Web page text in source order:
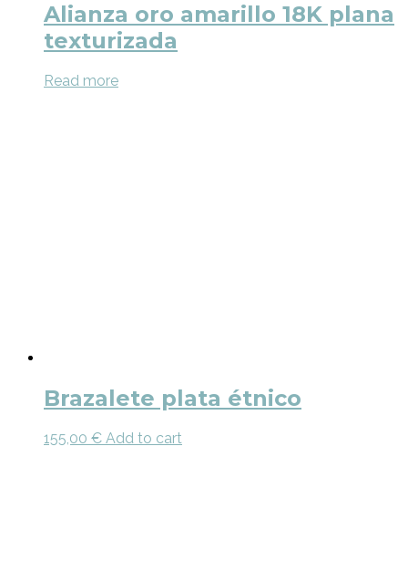
Alianza oro amarillo 18K plana
texturizada
Read more
Brazalete plata étnico
155,00 € Add to cart